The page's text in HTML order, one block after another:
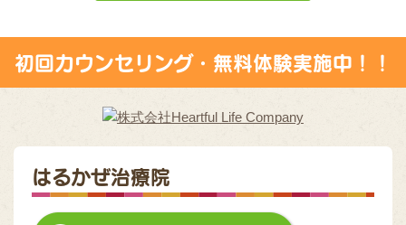
初回カウンセリング・無料体験実施中！！
はるかぜ治療院